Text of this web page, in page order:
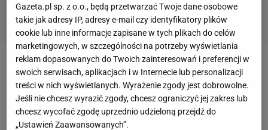
Początek siatkarskiego sezonu we Włoszech nie
należy do najlepszych w wykonaniu Perugii, której
trenerem jest selekcjoner reprezentacji Polski,Vital
Heynen, a zawodnikiem nasz kadrowicz,
Gazeta.pl sp. z o.o., będą przetwarzać Twoje dane osobowe
takie jak adresy IP, adresy e-mail czy identyfikatory plików
cookie lub inne informacje zapisane w tych plikach do celów
marketingowych, w szczególności na potrzeby wyświetlania
reklam dopasowanych do Twoich zainteresowań i preferencji w
swoich serwisach, aplikacjach i w Internecie lub personalizacji
treści w nich wyświetlanych. Wyrażenie zgody jest dobrowolne.
Jeśli nie chcesz wyrazić zgody, chcesz ograniczyć jej zakres lub
chcesz wycofać zgodę uprzednio udzieloną przejdź do
„Ustawień Zaawansowanych”.